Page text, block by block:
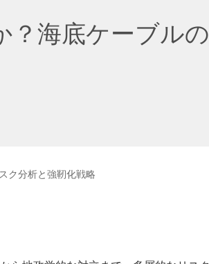
海底ケーブル
ク分析と強靭化戦略